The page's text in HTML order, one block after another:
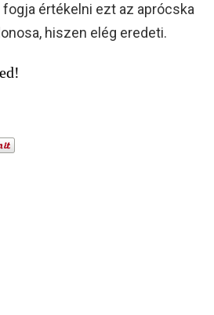
értékelni ezt az aprócska
hiszen elég eredeti.